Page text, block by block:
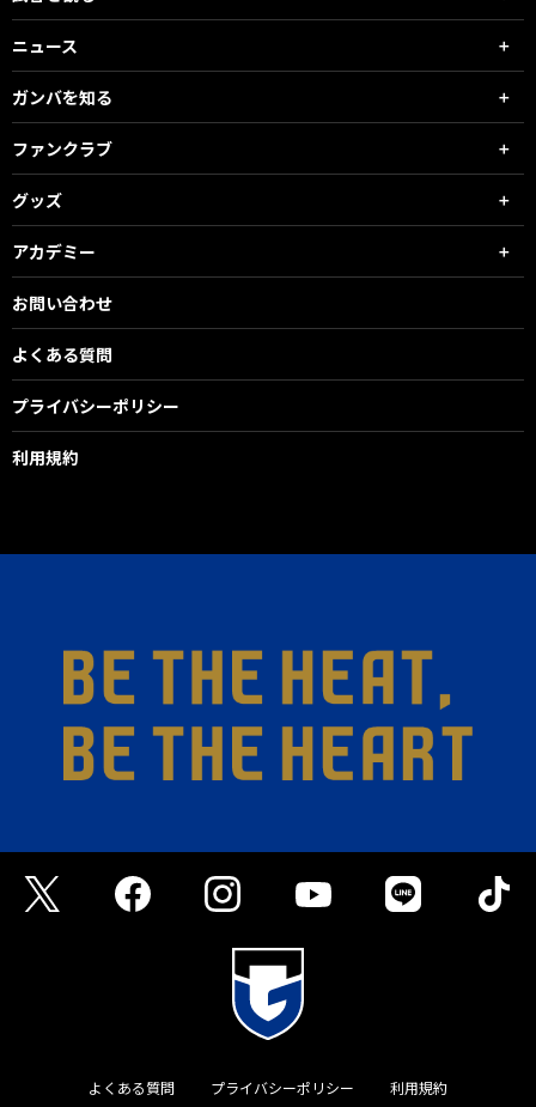
ニュース
ガンバを知る
ファンクラブ
グッズ
アカデミー
お問い合わせ
よくある質問
プライバシーポリシー
利用規約
よくある質問 プライバシーポリシー 利用規約